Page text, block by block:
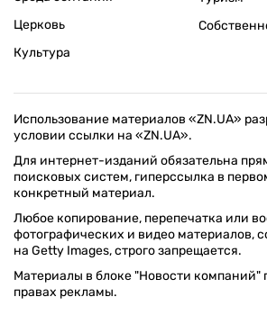
Церковь
Культура
Использование материалов «ZN.UA»
условии ссылки на «ZN.UA».
Для интернет-изданий обязательна
поисковых систем, гиперссылка в
конкретный материал.
Любое копирование, перепечатка или
фотографических и видео материалов,
на Getty Images, строго запрещается.
Материалы в блоке "Новости компаний"
правах рекламы.